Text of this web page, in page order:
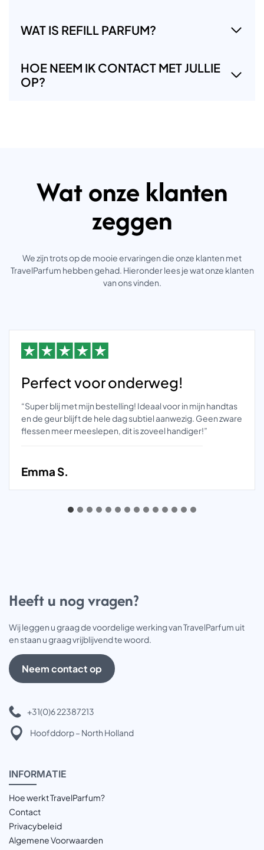
WAT IS REFILL PARFUM?
HOE NEEM IK CONTACT MET JULLIE
OP?
Wat onze klanten
zeggen
We zijn trots op de mooie ervaringen die onze klanten met
TravelParfum hebben gehad. Hieronder lees je wat onze klanten
van ons vinden.
Perfect voor onderweg!
“Super blij met mijn bestelling! Ideaal voor in mijn handtas
en de geur blijft de hele dag subtiel aanwezig. Geen zware
flessen meer meeslepen, dit is zoveel handiger!”
Emma S.
Heeft u nog vragen?
Wij leggen u graag de voordelige werking van TravelParfum uit
en staan u graag vrijblijvend te woord.
Neem contact op
+31(0)6 22387213
Hoofddorp – North Holland
INFORMATIE
Hoe werkt TravelParfum?
Contact
Privacybeleid
Algemene Voorwaarden